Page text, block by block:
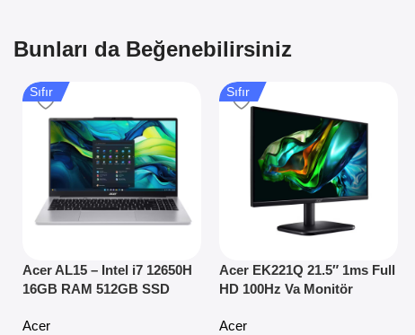
Bunları da Beğenebilirsiniz
Sıfır
Acer AL15 – Intel i7 12650H
16GB RAM 512GB SSD
Acer
Sıfır
Acer EK221Q 21.5″ 1ms Full
HD 100Hz Va Monitör
Acer